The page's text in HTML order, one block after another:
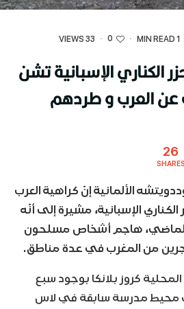
1 MIN READ
·
0
·
33 VIEWS
الإسبانية تشن
عن العرب و طردهم
26
SHARES
الألمانية إنّ كراهية العرب
الإسبانية، مشيرة إلى أنّه
هاجم أشخاص مسلحون
من المغرب في عدة مناطق.
كروز بلانكا بوجود سبع
محيط مدرسة سابقة في لاس